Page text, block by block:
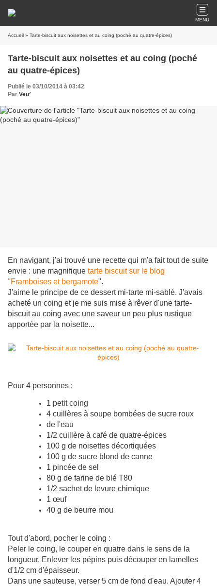
MENU
Accueil » Tarte-biscuit aux noisettes et au coing (poché au quatre-épices)
Tarte-biscuit aux noisettes et au coing (poché
au quatre-épices)
Publié le 03/10/2014 à 03:42
Par Veu²
En navigant, j'ai trouvé une recette qui m'a fait tout de suite
envie : une magnifique tarte biscuit sur le blog
"Framboises et bergamote".
J'aime le principe de ce dessert mi-tarte mi-sablé. J'avais
acheté un coing et je me suis mise à rêver d'une tarte-
biscuit au coing avec une saveur un peu plus rustique
apportée par la noisette...
Pour 4 personnes :
1 petit coing
4 cuillères à soupe bombées de sucre roux
de l'eau
1/2 cuillère à café de quatre-épices
100 g de noisettes décortiquées
100 g de sucre blond de canne
1 pincée de sel
80 g de farine de blé T80
1/2 sachet de levure chimique
1 œuf
40 g de beurre mou
Tout d'abord, pocher le coing :
Peler le coing, le couper en quatre dans le sens de la
longueur. Enlever les pépins puis découper en lamelles
d'1/2 cm d'épaisseur.
Dans une sauteuse, verser 5 cm de fond d'eau. Ajouter 4